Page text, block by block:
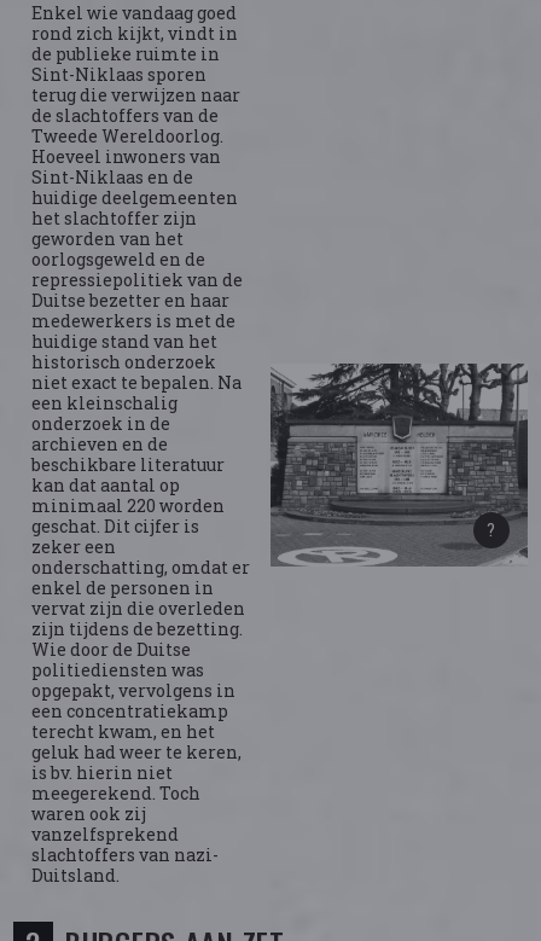
Enkel wie vandaag goed
rond zich kijkt, vindt in
de publieke ruimte in
Sint-Niklaas sporen
terug die verwijzen naar
de slachtoffers van de
Tweede Wereldoorlog.
Hoeveel inwoners van
Sint-Niklaas en de
huidige deelgemeenten
het slachtoffer zijn
geworden van het
oorlogsgeweld en de
repressiepolitiek van de
Duitse bezetter en haar
medewerkers is met de
huidige stand van het
historisch onderzoek
niet exact te bepalen. Na
een kleinschalig
onderzoek in de
archieven en de
beschikbare literatuur
kan dat aantal op
minimaal 220 worden
geschat. Dit cijfer is
zeker een
onderschatting, omdat er
enkel de personen in
vervat zijn die overleden
zijn tijdens de bezetting.
Wie door de Duitse
politiediensten was
opgepakt, vervolgens in
een concentratiekamp
terecht kwam, en het
geluk had weer te keren,
is bv. hierin niet
meegerekend. Toch
waren ook zij
vanzelfsprekend
slachtoffers van nazi-
Duitsland.